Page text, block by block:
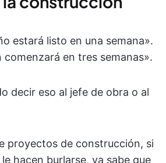
estará listo en una semana».
en tres semanas».
decir eso al jefe de obra o al
proyectos de construcción, si
hacen burlarse, ya sabe que